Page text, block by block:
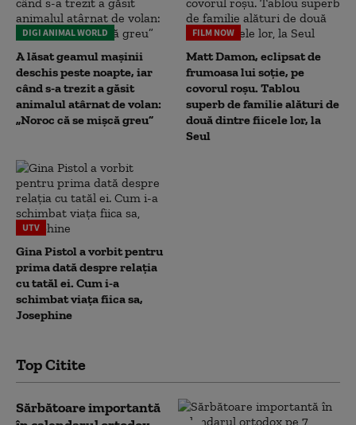
DIGI ANIMAL WORLD
A lăsat geamul mașinii
deschis peste noapte, iar
când s-a trezit a găsit
animalul atârnat de volan:
„Noroc că se mișcă greu”
FILM NOW
Matt Damon, eclipsat de
frumoasa lui soție, pe
covorul roșu. Tablou
superb de familie alături de
două dintre fiicele lor, la
Seul
UTV
Gina Pistol a vorbit pentru
prima dată despre relația
cu tatăl ei. Cum i-a
schimbat viața fiica sa,
Josephine
Top Citite
Sărbătoare importantă